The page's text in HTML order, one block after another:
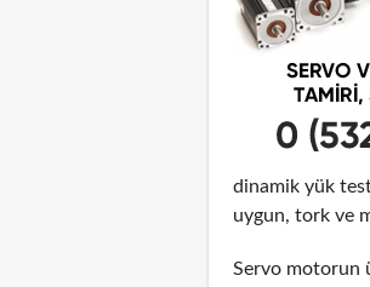
dinamik yük
uygun, tork ve
Servo motorun